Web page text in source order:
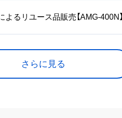
るリユース品販売【AMG-400N】
さらに見る